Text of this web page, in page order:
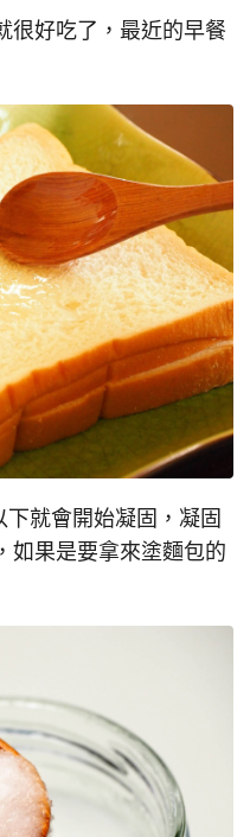
很好吃了，最近的早餐
就會開始凝固，凝固
如果是要拿來塗麵包的